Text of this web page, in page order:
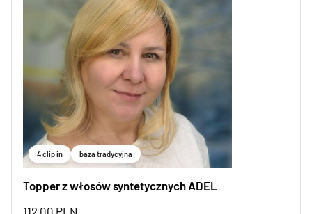
4 clip in baza tradycyjna
Topper z włosów syntetycznych ADEL